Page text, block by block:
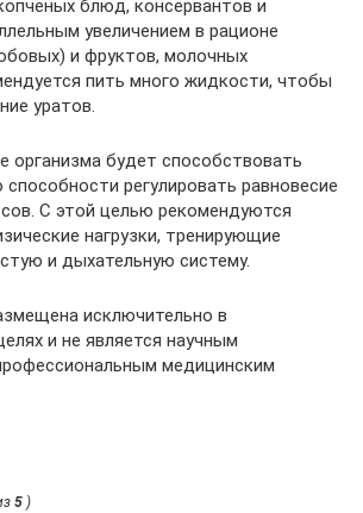
блюд, консервантов и
увеличением в рационе
и фруктов, молочных
пить много жидкости, чтобы
уратов.
организма будет способствовать
регулировать равновесие
С этой целью рекомендуются
нагрузки, тренирующие
и дыхательную систему.
исключительно в
и не является научным
медицинским
5 )